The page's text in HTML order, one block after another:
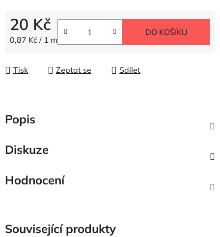
20 Kč
Měrná cena:
0,87 Kč / 1 m
DO KOŠÍKU
Tisk Zeptat se Sdílet
Popis
Diskuze
Hodnocení
Související produkty